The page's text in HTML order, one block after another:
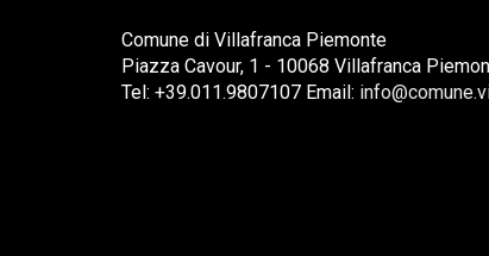
Comune di Villafranca Piemonte
Piazza Cavour, 1 - 10068 Villafranca
Tel: +39.011.9807107 Email: